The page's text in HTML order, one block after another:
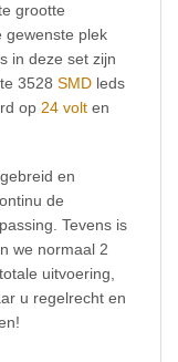
grootte
gewenste plek
in deze set zijn
3528 SMD leds
op 24 volt en
en
de
Tevens is
we normaal 2
uitvoering,
u regelrecht en